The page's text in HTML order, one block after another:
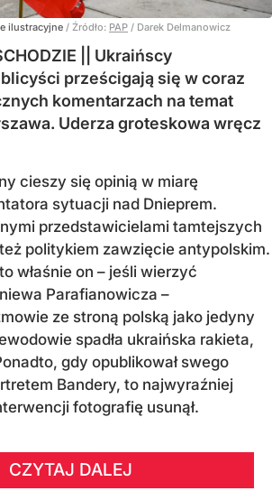
ilustracyjne / Źródło: PAP / Darek Delmanowicz
|| Ukraińscy
prześcigają się w coraz
komentarzach na temat
Uderza groteskowa wręcz
cieszy się opinią w miarę
sytuacji nad Dnieprem.
przedstawicielami tamtejszych
politykiem zawzięcie antypolskim.
właśnie on – jeśli wierzyć
Parafianowicza –
ze stroną polską jako jedyny
spadła ukraińska rakieta,
gdy opublikował swego
Bandery, to najwyraźniej
fotografię usunął.
CZYTAJ DALEJ